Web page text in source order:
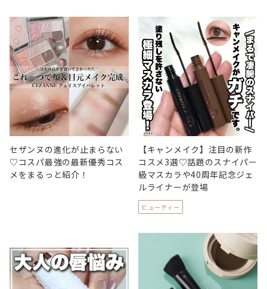
セザンヌの進化が止まらない
♡コスパ最強の最新優秀コス
メをまるっと紹介！
【キャンメイク】注目の新作
コスメ3選♡話題のスナイパー
級マスカラや40周年記念ジェ
ルライナーが登場
ビューティー